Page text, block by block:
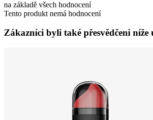
na základě všech hodnocení
Tento produkt nemá hodnocení
Zákazníci byli také přesvědčeni